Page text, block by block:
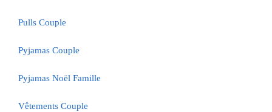
Pulls Couple
Pyjamas Couple
Pyjamas Noël Famille
Vêtements Couple